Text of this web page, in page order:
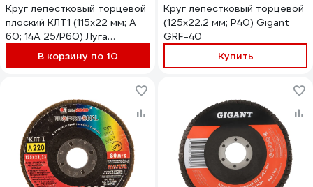
Круг лепестковый торцевой
плоский КЛТ1 (115х22 мм; А
60; 14A 25/Р60) Луга
4603347218280
В корзину по 10
Круг лепестковый торцевой
(125x22.2 мм; P40) Gigant
GRF-40
Купить